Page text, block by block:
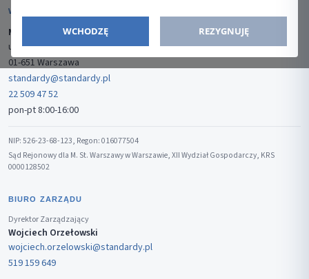
WCHODZĘ REZYGNUJĘ
WYDAWCA
Media-Press Sp. z o.o.
ul. Gwiaździsta 7B/8
01-651 Warszawa
standardy@standardy.pl
22 509 47 52
pon-pt 8:00-16:00
NIP: 526-23-68-123, Regon: 016077504
Sąd Rejonowy dla M. St. Warszawy w Warszawie, XII Wydział Gospodarczy, KRS
0000128502
BIURO ZARZĄDU
Dyrektor Zarządzający
Wojciech Orzełowski
wojciech.orzelowski@standardy.pl
519 159 649